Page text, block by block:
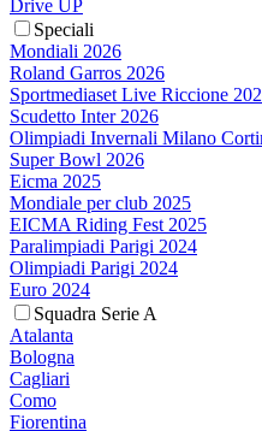
Drive UP
Speciali
Mondiali 2026
Roland Garros 2026
Sportmediaset Live Riccione
Scudetto Inter 2026
Olimpiadi Invernali Milano
Super Bowl 2026
Eicma 2025
Mondiale per club 2025
EICMA Riding Fest 2025
Paralimpiadi Parigi 2024
Olimpiadi Parigi 2024
Euro 2024
Squadra Serie A
Atalanta
Bologna
Cagliari
Como
Fiorentina